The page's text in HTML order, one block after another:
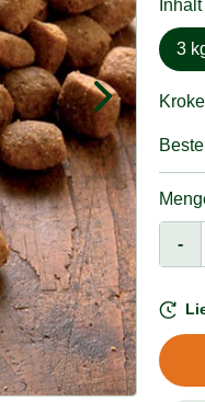
Inhalt
3
-